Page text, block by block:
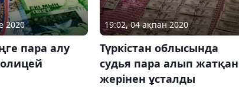
2020
пара алу
19:02, 04 ақпан 2020
Түркістан облысында
судья пара алып жатқан
жерінен ұсталды